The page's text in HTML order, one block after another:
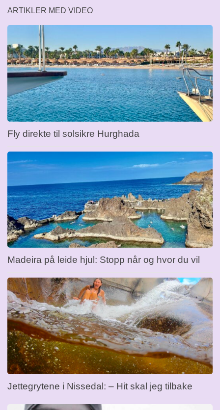
ARTIKLER MED VIDEO
Fly direkte til solsikre Hurghada
Madeira på leide hjul: Stopp når og hvor du vil
Jettegrytene i Nissedal: – Hit skal jeg tilbake